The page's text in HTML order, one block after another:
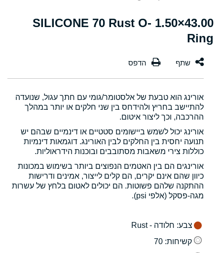
43.00×1.50 SILICONE 70 Rust O-
Ring
אורינג הוא טבעת של אלסטומר/גומי עם חתך עגול, שנועדה
להתיישב בחריץ ולהידחס בין שני חלקים או יותר במהלך
ההרכבה, וכך ליצור איטום.
אורינג יכול לשמש ביישומים סטטיים או דינמיים שבהם יש
תנועה יחסית בין החלקים לבין האורינג. דוגמאות דינמיות
כוללות צירי משאבות מסתובבים ובוכנות הידראוליות.
אורינגים הם בין האטמים הנפוצים ביותר בשימוש במכונות
כיוון שהם אינם יקרים, הם קלים לייצור, אמינים ודרישות
ההתקנה שלהם פשוטות. הם יכולים לאטום בלחץ של עשרות
מגה-פסקל (אלפי psi).
צבע: חלודה - Rust
קשיחות: 70